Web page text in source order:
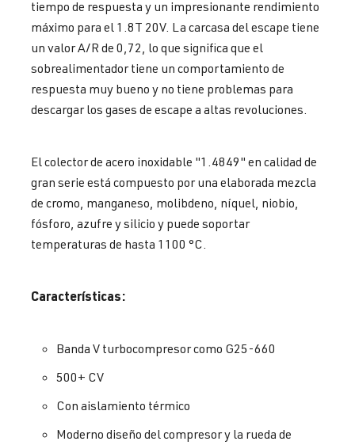
tiempo de respuesta y un impresionante rendimiento
máximo para el 1.8T 20V. La carcasa del escape tiene
un valor A/R de 0,72, lo que significa que el
sobrealimentador tiene un comportamiento de
respuesta muy bueno y no tiene problemas para
descargar los gases de escape a altas revoluciones.
El colector de acero inoxidable "1.4849" en calidad de
gran serie está compuesto por una elaborada mezcla
de cromo, manganeso, molibdeno, níquel, niobio,
fósforo, azufre y silicio y puede soportar
temperaturas de hasta 1100 °C.
Características:
Banda V turbocompresor como G25-660
500+ CV
Con aislamiento térmico
Moderno diseño del compresor y la rueda de